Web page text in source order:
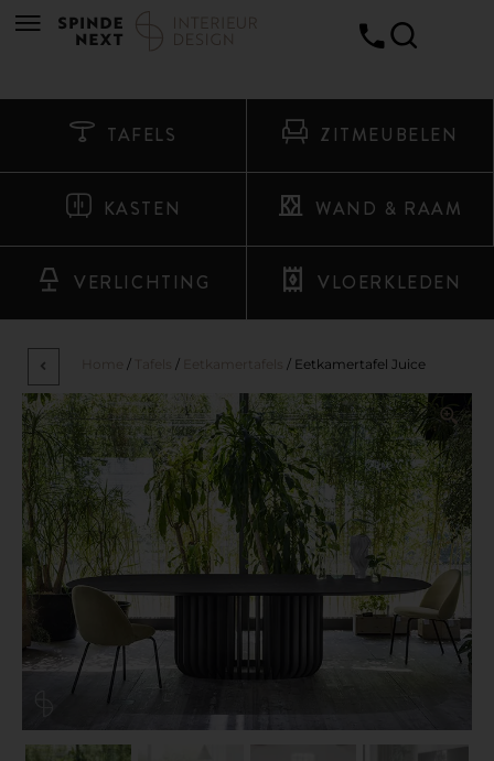
TAFELS ZITMEUBELEN
KASTEN WAND & RAAM
VERLICHTING VLOERKLEDEN
Home / Tafels / Eetkamertafels / Eetkamertafel Juice